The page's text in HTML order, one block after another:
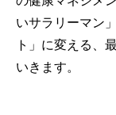
いサラリーマン
ト」に変える、
いきます。